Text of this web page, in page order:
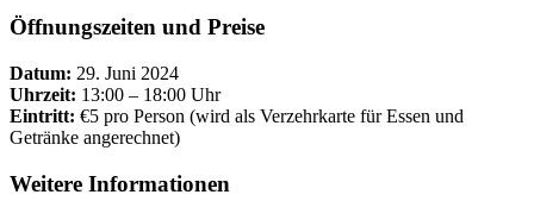
Öffnungszeiten und Preise
Datum: 29. Juni 2024
Uhrzeit: 13:00 – 18:00 Uhr
Eintritt: €5 pro Person (wird als Verzehrkarte für Essen und
Getränke angerechnet)
Weitere Informationen